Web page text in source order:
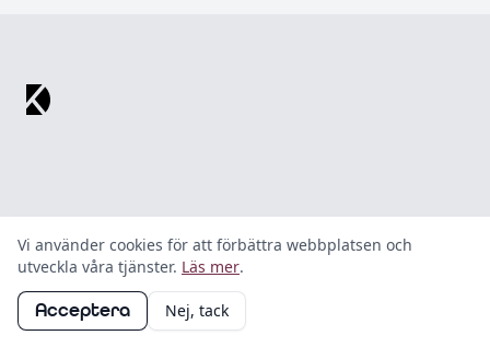
Copyright © Kaddio AB. All rights reserved.
Vi använder cookies för att förbättra webbplatsen och
utveckla våra tjänster. Läs mer.
Acceptera Nej, tack